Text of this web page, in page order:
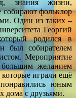
знания жизни,
фольклор
Один из таких –
Георгий
родился в
был собирателем
Мероприятие
желанием
которые играли ещё
юным
дома с друзьями.